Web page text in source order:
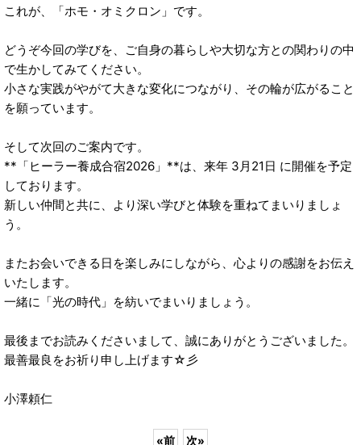
これが、「ホモ・オミクロン」です。
どうぞ今回の学びを、ご自身の暮らしや大切な方との関わりの中
で生かしてみてください。
小さな実践がやがて大きな変化につながり、その輪が広がること
を願っています。
そして次回のご案内です。
**「ヒーラー養成合宿2026」**は、来年 3月21日 に開催を予定
しております。
新しい仲間と共に、より深い学びと体験を重ねてまいりましょ
う。
またお会いできる日を楽しみにしながら、心よりの感謝をお伝え
いたします。
一緒に「光の時代」を紡いでまいりましょう。
最後までお読みくださいまして、誠にありがとうございました。
最善最良をお祈り申し上げます☆彡
小澤頼仁
«前 次»